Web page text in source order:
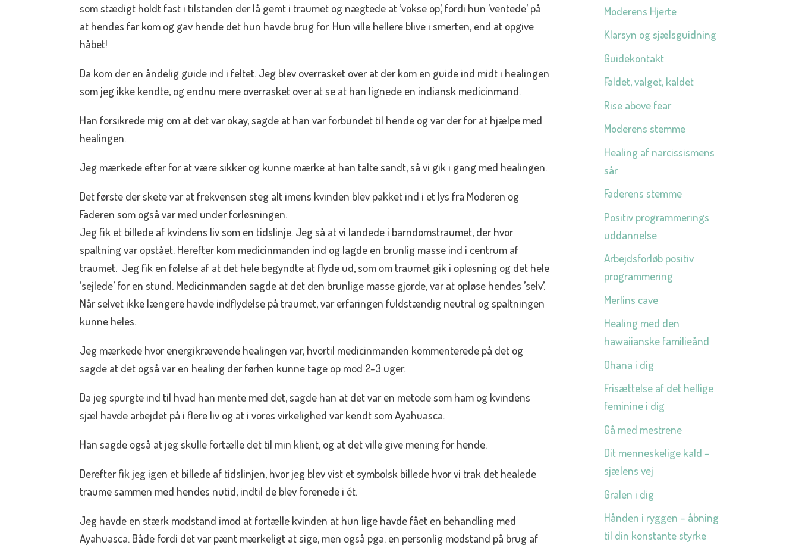
som stædigt holdt fast i tilstanden der lå gemt i traumet og nægtede at ’vokse op’, fordi hun ’ventede’ på
at hendes far kom og gav hende det hun havde brug for. Hun ville hellere blive i smerten, end at opgive
håbet!
Da kom der en åndelig guide ind i feltet. Jeg blev overrasket over at der kom en guide ind midt i healingen
som jeg ikke kendte, og endnu mere overrasket over at se at han lignede en indiansk medicinmand.
Han forsikrede mig om at det var okay, sagde at han var forbundet til hende og var der for at hjælpe med
healingen.
Jeg mærkede efter for at være sikker og kunne mærke at han talte sandt, så vi gik i gang med healingen.
Det første der skete var at frekvensen steg alt imens kvinden blev pakket ind i et lys fra Moderen og
Faderen som også var med under forløsningen.
Jeg fik et billede af kvindens liv som en tidslinje. Jeg så at vi landede i barndomstraumet, der hvor
spaltning var opstået. Herefter kom medicinmanden ind og lagde en brunlig masse ind i centrum af
traumet. Jeg fik en følelse af at det hele begyndte at flyde ud, som om traumet gik i opløsning og det hele
’sejlede’ for en stund. Medicinmanden sagde at det den brunlige masse gjorde, var at opløse hendes ’selv’.
Når selvet ikke længere havde indflydelse på traumet, var erfaringen fuldstændig neutral og spaltningen
kunne heles.
Jeg mærkede hvor energikrævende healingen var, hvortil medicinmanden kommenterede på det og
sagde at det også var en healing der førhen kunne tage op mod 2-3 uger.
Da jeg spurgte ind til hvad han mente med det, sagde han at det var en metode som ham og kvindens
sjæl havde arbejdet på i flere liv og at i vores virkelighed var kendt som Ayahuasca.
Han sagde også at jeg skulle fortælle det til min klient, og at det ville give mening for hende.
Derefter fik jeg igen et billede af tidslinjen, hvor jeg blev vist et symbolsk billede hvor vi trak det healede
traume sammen med hendes nutid, indtil de blev forenede i ét.
Jeg havde en stærk modstand imod at fortælle kvinden at hun lige havde fået en behandling med
Ayahuasca. Både fordi det var pænt mærkeligt at sige, men også pga. en personlig modstand på brug af
Moderens Hjerte
Klarsyn og sjælsguidning
Guidekontakt
Faldet, valget, kaldet
Rise above fear
Moderens stemme
Healing af narcissismens
sår
Faderens stemme
Positiv programmerings
uddannelse
Arbejdsforløb positiv
programmering
Merlins cave
Healing med den
hawaiianske familieånd
Ohana i dig
Frisættelse af det hellige
feminine i dig
Gå med mestrene
Dit menneskelige kald –
sjælens vej
Gralen i dig
Hånden i ryggen – åbning
til din konstante styrke